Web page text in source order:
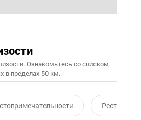
Ознакомьтесь со списком
в пределах 50 км.
Ресторан